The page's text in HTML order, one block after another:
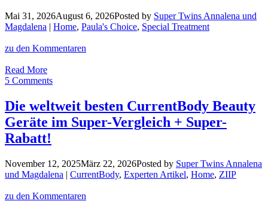
Mai 31, 2026August 6, 2026Posted by Super Twins Annalena und
Magdalena | Home, Paula's Choice, Special Treatment
zu den Kommentaren
Read MoreDas
überraschendste
vielleicht
beste
Paula’s
Choice
Produkt
Langem?
+
Rabatt!
5 Comments
Die weltweit besten CurrentBody Beauty
Geräte im Super-Vergleich + Super-
Rabatt!
November 12, 2025März 22, 2026Posted by Super Twins Annalena
und Magdalena | CurrentBody, Experten Artikel, Home, ZIIP
zu den Kommentaren